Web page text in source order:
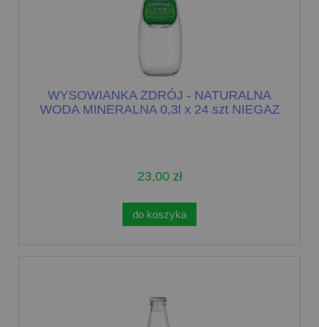
WYSOWIANKA ZDRÓJ - NATURALNA
WODA MINERALNA 0,3l x 24 szt NIEGAZ
23,00 zł
do koszyka